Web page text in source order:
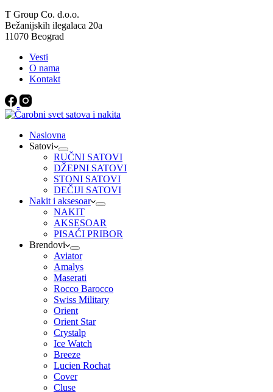
T Group Co. d.o.o.
Bežanijskih ilegalaca 20a
11070 Beograd
Vesti
O nama
Kontakt
Naslovna
Satovi
RUČNI SATOVI
DŽEPNI SATOVI
STONI SATOVI
DEČIJI SATOVI
Nakit i aksesoar
NAKIT
AKSESOAR
PISAĆI PRIBOR
Brendovi
Aviator
Amalys
Maserati
Rocco Barocco
Swiss Military
Orient
Orient Star
Crystalp
Ice Watch
Breeze
Lucien Rochat
Cover
Cluse